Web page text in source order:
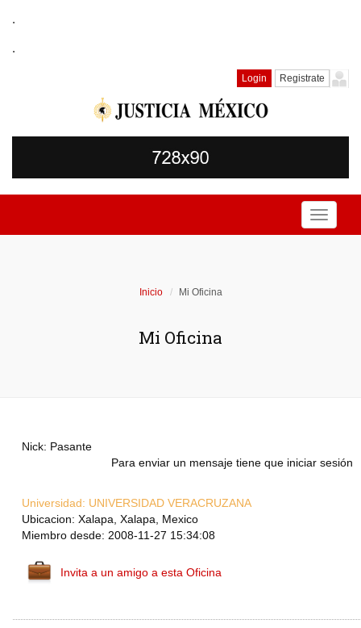
.
.
Login Registrate
Toggle
Inicio Mi Oficina
Mi Oficina
Nick: Pasante
Para enviar un mensaje tiene que iniciar sesión
Universidad: UNIVERSIDAD VERACRUZANA
Ubicacion: Xalapa, Xalapa, Mexico
Miembro desde: 2008-11-27 15:34:08
Invita a un amigo a esta Oficina